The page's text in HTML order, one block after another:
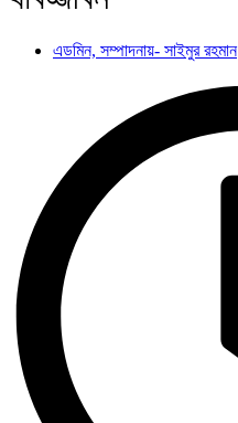
এডমিন, সম্পাদনায়- সাইমুর রহমান